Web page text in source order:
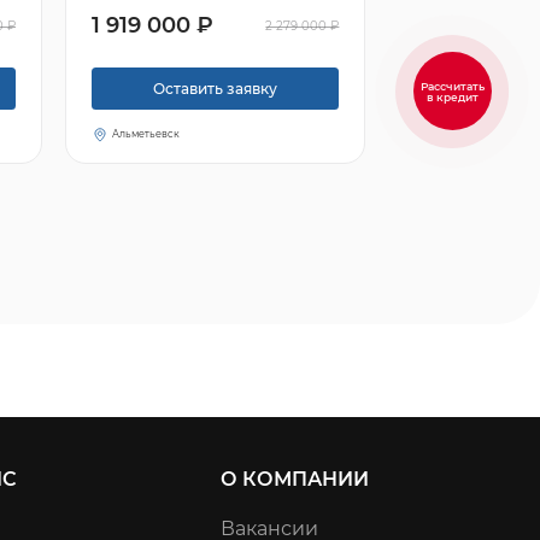
₽ 1 919 000 ₽ 2 279 000 ₽
Оставить заявку
Альметьевск
О КОМПАНИИ
Вакансии
Рассчитать
в кредит